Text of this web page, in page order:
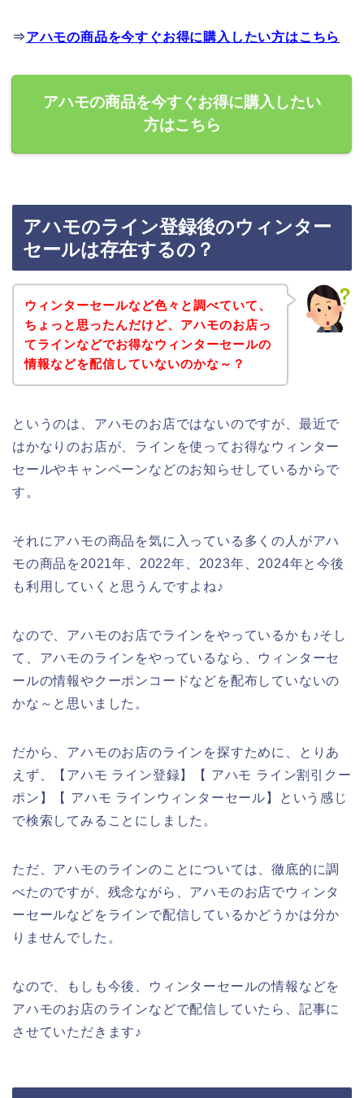
⇒アハモの商品を今すぐお得に購入したい方はこちら
アハモの商品を今すぐお得に購入したい
方はこちら
アハモのライン登録後のウィンター
セールは存在するの？
ウィンターセールなど色々と調べていて、
ちょっと思ったんだけど、アハモのお店っ
てラインなどでお得なウィンターセールの
情報などを配信していないのかな～？
というのは、アハモのお店ではないのですが、最近で
はかなりのお店が、ラインを使ってお得なウィンター
セールやキャンペーンなどのお知らせしているからで
す。
それにアハモの商品を気に入っている多くの人がアハ
モの商品を2021年、2022年、2023年、2024年と今後
も利用していくと思うんですよね♪
なので、アハモのお店でラインをやっているかも♪そし
て、アハモのラインをやっているなら、ウィンターセ
ールの情報やクーポンコードなどを配布していないの
かな～と思いました。
だから、アハモのお店のラインを探すために、とりあ
えず、【アハモ ライン登録】【 アハモ ライン割引クー
ポン】【 アハモ ラインウィンターセール】という感じ
で検索してみることにしました。
ただ、アハモのラインのことについては、徹底的に調
べたのですが、残念ながら、アハモのお店でウィンタ
ーセールなどをラインで配信しているかどうかは分か
りませんでした。
なので、もしも今後、ウィンターセールの情報などを
アハモのお店のラインなどで配信していたら、記事に
させていただきます♪